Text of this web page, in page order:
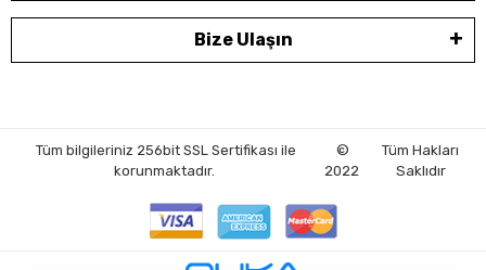
Bize Ulaşın
Tüm bilgileriniz 256bit SSL Sertifikası ile
korunmaktadır.
©
2022
Tüm Hakları
Saklıdır